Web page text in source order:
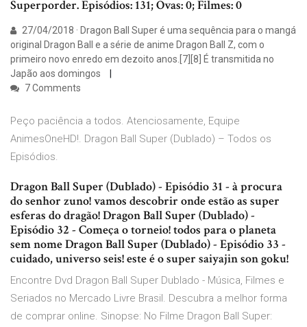
Superporder. Episódios: 131; Ovas: 0; Filmes: 0
27/04/2018 · Dragon Ball Super é uma sequência para o mangá
original Dragon Ball e a série de anime Dragon Ball Z, com o
primeiro novo enredo em dezoito anos.[7][8] É transmitida no
Japão aos domingos
7 Comments
Peço paciência a todos. Atenciosamente, Equipe
AnimesOneHD!. Dragon Ball Super (Dublado) – Todos os
Episódios.
Dragon Ball Super (Dublado) - Episódio 31 - à procura
do senhor zuno! vamos descobrir onde estão as super
esferas do dragão! Dragon Ball Super (Dublado) -
Episódio 32 - Começa o torneio! todos para o planeta
sem nome Dragon Ball Super (Dublado) - Episódio 33 -
cuidado, universo seis! este é o super saiyajin son goku!
Encontre Dvd Dragon Ball Super Dublado - Música, Filmes e
Seriados no Mercado Livre Brasil. Descubra a melhor forma
de comprar online. Sinopse: No Filme Dragon Ball Super: